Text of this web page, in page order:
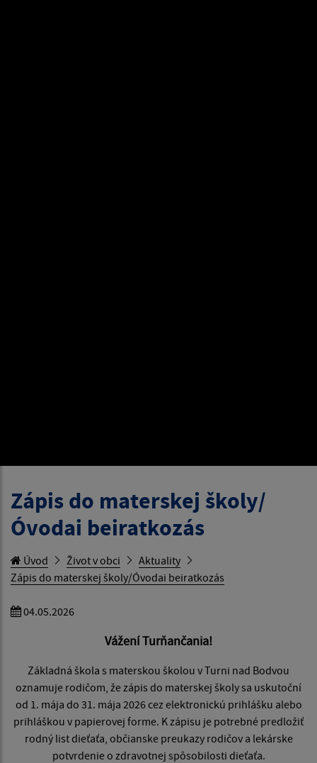
Zápis do materskej školy/
Óvodai beiratkozás
Úvod Život v obci
Aktuality
Zápis do materskej školy/Óvodai beiratkozás
04.05.2026
Vážení Turňančania!
Základná škola s materskou školou v Turni nad Bodvou
oznamuje rodičom, že zápis do materskej školy sa uskutoční
od 1. mája do 31. mája 2026 cez elektronickú prihlášku alebo
prihláškou v papierovej forme. K zápisu je potrebné predložiť
rodný list dieťaťa, občianske preukazy rodičov a lekárske
potvrdenie o zdravotnej spôsobilosti dieťaťa.